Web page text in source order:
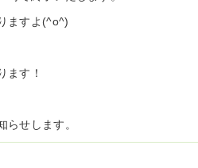
ますよ(^o^)
ます！
せします。